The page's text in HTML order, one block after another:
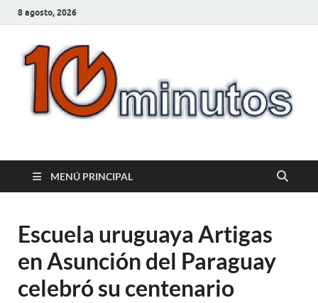
8 agosto, 2026
10minutos.com.uy
MENÚ PRINCIPAL
Escuela uruguaya Artigas
en Asunción del Paraguay
celebró su centenario